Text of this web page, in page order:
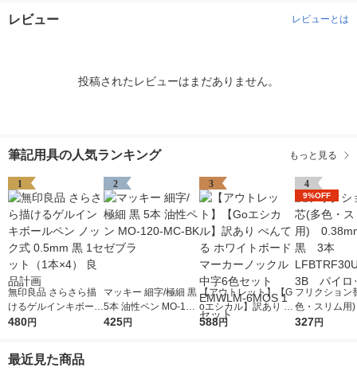
レビュー レビューとは
投稿されたレビューはまだありません。
筆記用具の人気ランキング もっと見る
1
無印良品 さらさら描
けるゲルインキボール
ペン ノック式 0.5mm
480円
2
マッキー 細字/極細 黒
5本 油性ペン MO-120
-MC-BK ゼブラ
425円
3
【アウトレット】【G
oエシカル】訳あり ぺ
んてる ホワイトボー
588円
4
9%OFF
フリクション
色・スリム
mm 黒 3本
327円
最近見た商品